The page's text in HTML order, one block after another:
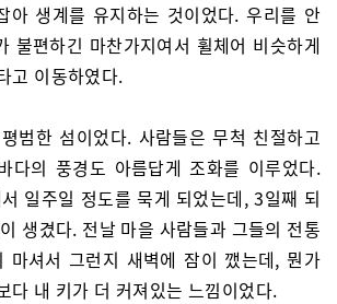
아 생계를 유지하는 것이었다. 우리를 안
불편하긴 마찬가지여서 휠체어 비슷하게
고 이동하였다.
범한 섬이었다. 사람들은 무척 친절하고
다의 풍경도 아름답게 조화를 이루었다.
서 일주일 정도를 묵게 되었는데, 3일째 되
생겼다. 전날 마을 사람들과 그들의 전통
마셔서 그런지 새벽에 잠이 깼는데, 뭔가
다 내 키가 더 커져있는 느낌이었다.